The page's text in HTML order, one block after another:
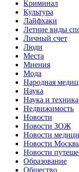
Криминал
Культура
Лайфхаки
Летние виды
Личный счет
Люди
Места
Мнения
Мода
Народная
Наука
Наука и техника
Недвижимость
Новости
Новости ЗОЖ
Новости
Новости
Новости
Образование
Общество